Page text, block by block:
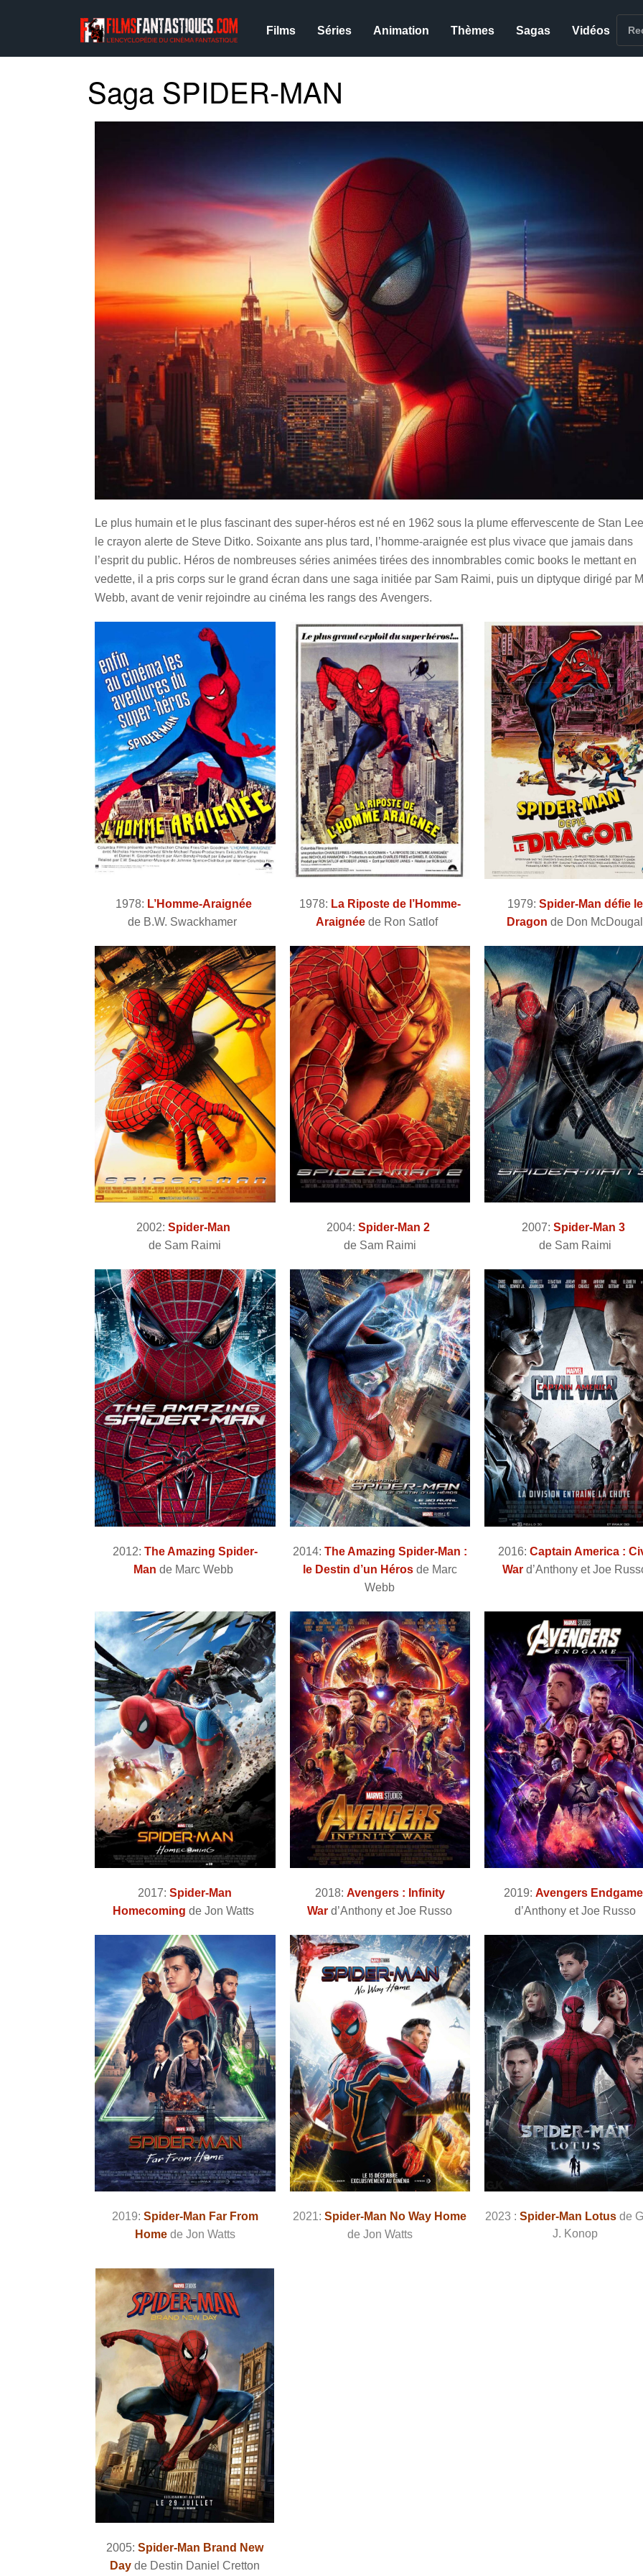
Films Séries Animation Thèmes Sagas Vidéos
Saga SPIDER-MAN
Le plus humain et le plus fascinant des super-héros est né en 1962 sous la plume effervescente de Stan
le crayon alerte de Steve Ditko. Soixante ans plus tard, l’homme-araignée est plus vivace que jamais dans
l’esprit du public. Héros de nombreuses séries animées tirées des innombrables comic books le mettant en
vedette, il a pris corps sur le grand écran dans une saga initiée par Sam Raimi, puis un diptyque dirigé par
Webb, avant de venir rejoindre au cinéma les rangs des Avengers.
1978: L’Homme-Araignée
de B.W. Swackhamer
1978: La Riposte de l’Homme-
Araignée de Ron Satlof
1979: Spider-Man défie le
Dragon de Don McDougal
2002:Spider-Man
de Sam Raimi
2004:Spider-Man 2
de Sam Raimi
2007:Spider-Man 3
de Sam Raimi
2012: The Amazing Spider-
Man de Marc Webb
2014: The Amazing Spider-Man :
le Destin d’un Hérosde Marc
Webb
2016: Captain America :
War d’Anthony et Joe
2017:Spider-Man
Homecoming de Jon Watts
2018: Avengers : Infinity
War d’Anthony et Joe Russo
2019:Avengers Endgame
d’Anthony et Joe Russo
2019: Spider-Man Far From
Home de Jon Watts
2021:Spider-Man No Way Home
de Jon Watts
2023 : Spider-Man Lotusde
J. Konop
2005:Spider-Man Brand New
Day de Destin Daniel Cretton